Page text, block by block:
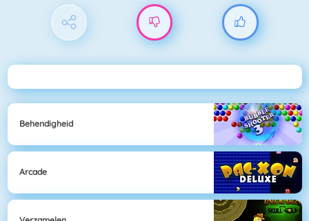
Behendigheid
Arcade